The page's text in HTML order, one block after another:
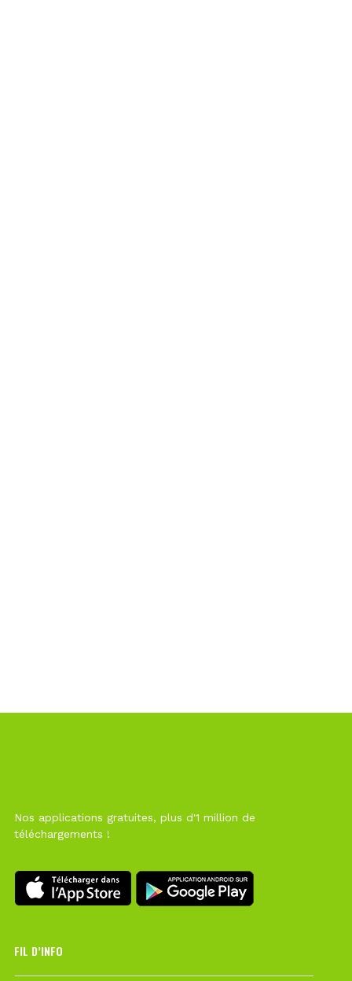
Nos applications gratuites, plus d'1 million de
téléchargements !
FIL D’INFO